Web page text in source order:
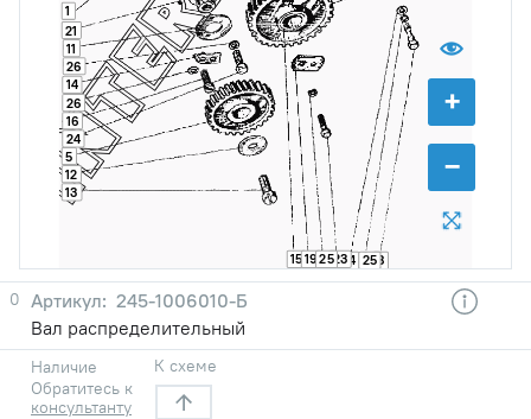
+
−
1
4
5
8
11
12
13
14
15
16
19
21
23
24
25 25
26
26
0
245-1006010-Б
Вал распределительный
Наличие
Обратитесь к
консультанту
К схеме